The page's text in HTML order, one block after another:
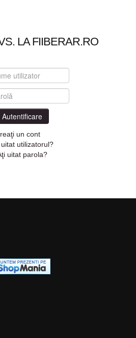
LA FIIBERAR.RO
utilizator
Autentificare
un cont
utilizatorul?
uitat parola?